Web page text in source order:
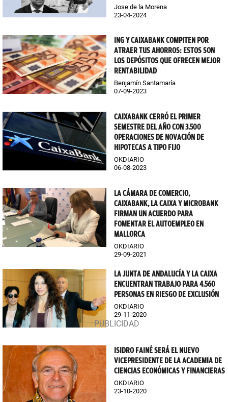
Jose de la Morena
23-04-2024
ING Y CAIXABANK COMPITEN POR
ATRAER TUS AHORROS: ESTOS SON
LOS DEPÓSITOS QUE OFRECEN MEJOR
RENTABILIDAD
Benjamín Santamaría
07-09-2023
CAIXABANK CERRÓ EL PRIMER
SEMESTRE DEL AÑO CON 3.500
OPERACIONES DE NOVACIÓN DE
HIPOTECAS A TIPO FIJO
OKDIARIO
06-08-2023
LA CÁMARA DE COMERCIO,
CAIXABANK, LA CAIXA Y MICROBANK
FIRMAN UN ACUERDO PARA
FOMENTAR EL AUTOEMPLEO EN
MALLORCA
OKDIARIO
29-09-2021
LA JUNTA DE ANDALUCÍA Y LA CAIXA
ENCUENTRAN TRABAJO PARA 4.560
PERSONAS EN RIESGO DE EXCLUSIÓN
OKDIARIO
29-11-2020
ISIDRO FAINÉ SERÁ EL NUEVO
VICEPRESIDENTE DE LA ACADEMIA DE
CIENCIAS ECONÓMICAS Y FINANCIERAS
OKDIARIO
23-10-2020